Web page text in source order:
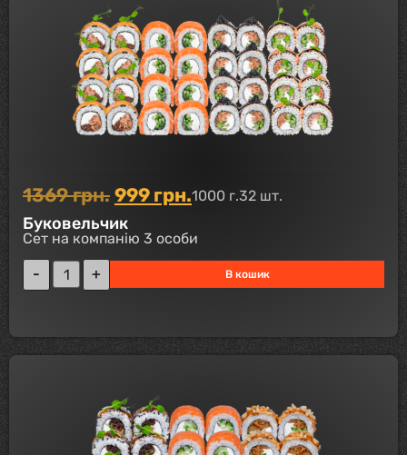
1369грн. 999 грн.1000 г.32 шт.
Буковельчик
Сет на компанію 3 особи
В кошик